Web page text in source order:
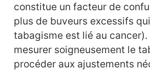
constitue un facteur de
plus de buveurs excessifs
tabagisme est lié au
mesurer soigneusement le
procéder aux ajustements